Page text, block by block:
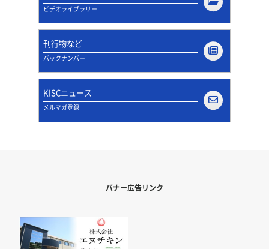
ビデオライブラリー
刊行物など
バックナンバー
KISCニュース
メルマガ登録
バナー広告リンク